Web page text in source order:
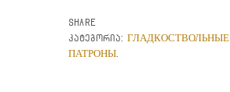
Share
კატეგორია: ГЛАДКОСТВОЛЬНЫЕ
ПАТРОНЫ